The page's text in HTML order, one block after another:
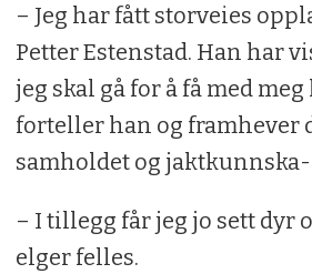
– Jeg har fått storveies
Petter Estenstad. Han har
jeg skal gå for å få med
forteller han og framhever
samholdet og
– I tillegg får jeg jo sett dyr
elger felles.